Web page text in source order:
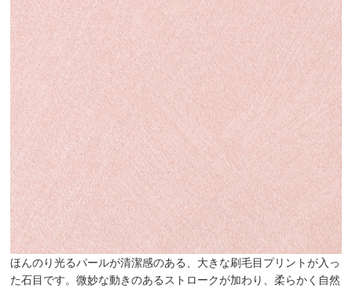
ほんのり光るパールが清潔感のある、大きな刷毛目プリントが入っ
た石目です。微妙な動きのあるストロークが加わり、柔らかく自然